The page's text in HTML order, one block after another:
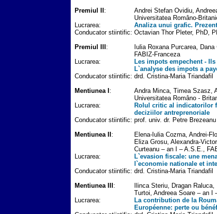
Premiul II :
Andrei Stefan Ovidiu,
Universitatea Româno-
Lucrarea:
Analiza unui grafic.
Conducator stiintific: Octavian Thor Pleter, PhD,
Premiul III :
Iulia Roxana Purcarea,
FABIZ-Franceza
Lucrarea:
Les impots empechent -
L`analyse des impots a
Conducator stiintific: drd. Cristina-Maria Triandafil
Mentiunea I :
Andra Minca, Timea Szasz,
Universitatea Româno -
Lucrarea:
Rolul critic al indicatorilor
deciziilor antreprenoriale
Conducator stiintific: prof. univ. dr. Petre Brezeanu
Mentiunea II :
Elena-Iulia Cozma, Andrei-
Eliza Grosu, Alexandra-
Curteanu – an I – A.S.E.,
Lucrarea:
L`evasion fiscale: une
l`economie nationale et
Conducator stiintific: drd. Cristina-Maria Triandafil
Mentiunea III :
Ilinca Steriu, Dragan
Turtoi, Andreea Soare – an I
Lucrarea:
La contribution de la
Européenne: perte ou